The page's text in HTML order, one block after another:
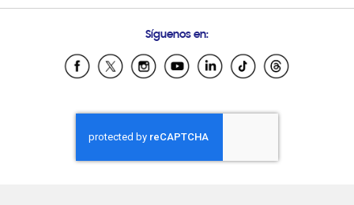
Samsung Ecuador
Samsung El Salvador
Samsung Honduras
Samsung Nicaragua
Samsung Panamá
Síguenos en: